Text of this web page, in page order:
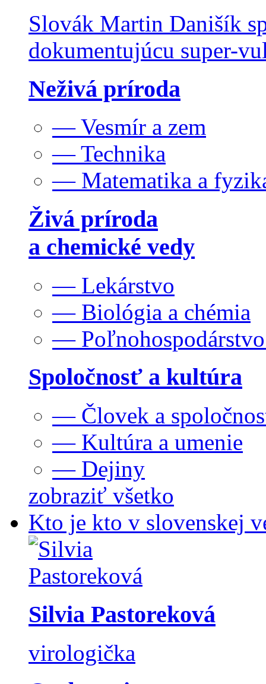
Slovák Martin Danišík
dokumentujúcu super-
Neživá príroda
— Vesmír a zem
— Technika
— Matematika a
Živá príroda
a chemické vedy
— Lekárstvo
— Biológia a chémia
—
Spoločnosť a kultúra
— Človek a
— Kultúra a umenie
— Dejiny
zobraziť všetko
Kto je kto v slovenskej
Silvia Pastoreková
virologička